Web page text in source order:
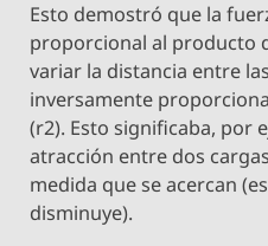
Esto demostró que la
proporcional al producto
variar la distancia entre
inversamente
(r2). Esto significaba, por
atracción entre dos
medida que se acercan
disminuye).